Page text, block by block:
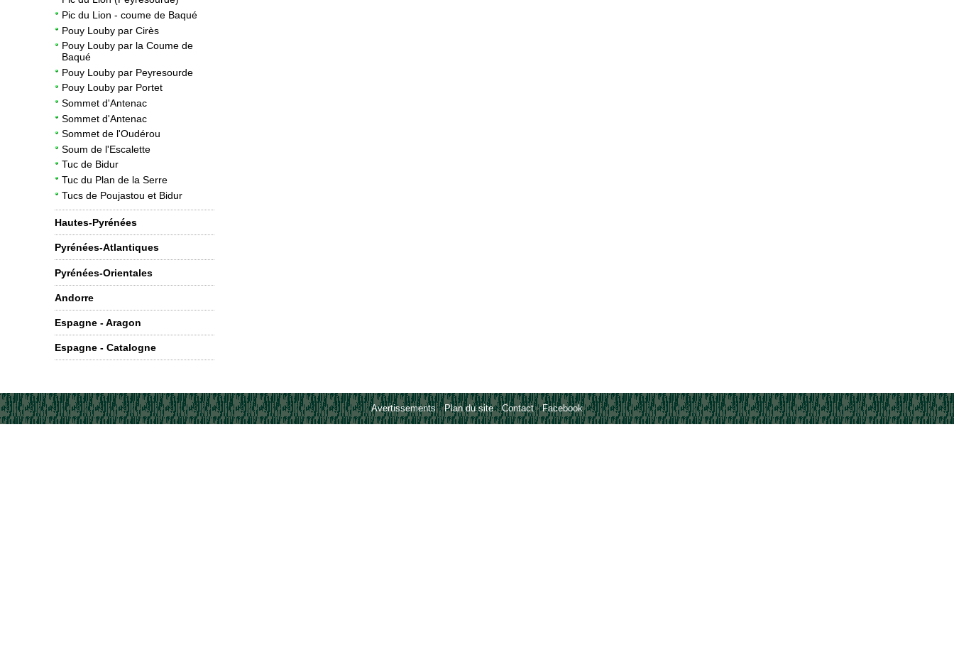
Pic du Lion - coume de Baqué
Pouy Louby par Cirès
Pouy Louby par la Coume de
Baqué
Pouy Louby par Peyresourde
Pouy Louby par Portet
Sommet d'Antenac
Sommet d'Antenac
Sommet de l'Oudérou
Soum de l'Escalette
Tuc de Bidur
Tuc du Plan de la Serre
Tucs de Poujastou et Bidur
Hautes-Pyrénées
Pyrénées-Atlantiques
Pyrénées-Orientales
Andorre
Espagne - Aragon
Espagne - Catalogne
Avertissements-Plan du site-Contact-Facebook